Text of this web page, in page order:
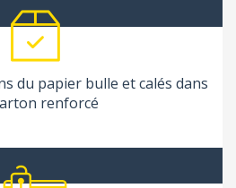
du papier bulle et calés dans
renforcé